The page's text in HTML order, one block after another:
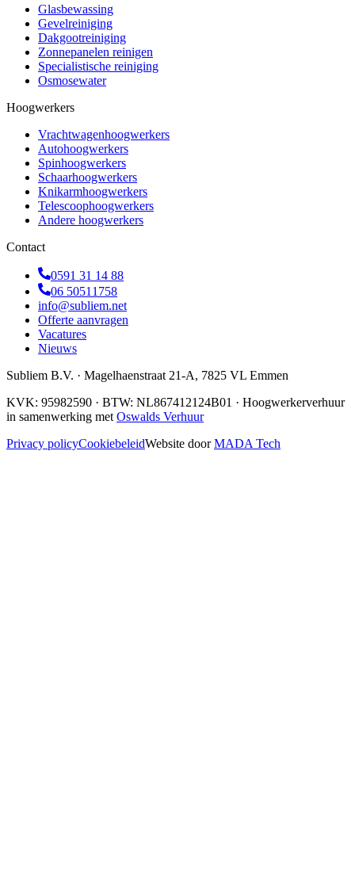
Glasbewassing
Gevelreiniging
Dakgootreiniging
Zonnepanelen reinigen
Specialistische reiniging
Osmosewater
Hoogwerkers
Vrachtwagenhoogwerkers
Autohoogwerkers
Spinhoogwerkers
Schaarhoogwerkers
Knikarmhoogwerkers
Telescoophoogwerkers
Andere hoogwerkers
Contact
0591 31 14 88
06 50511758
info@subliem.net
Offerte aanvragen
Vacatures
Nieuws
Subliem B.V. · Magelhaenstraat 21-A, 7825 VL Emmen
KVK: 95982590 · BTW: NL867412124B01 · Hoogwerkerverhuur
in samenwerking met Oswalds Verhuur
Privacy policyCookiebeleidWebsite door MADA Tech